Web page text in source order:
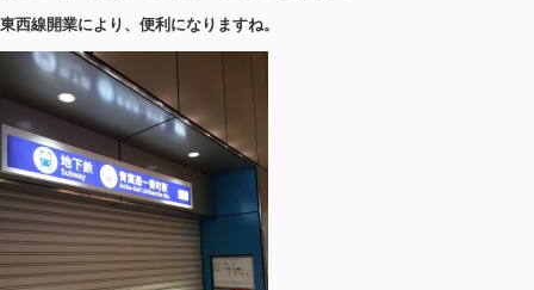
東西線開業により、便利になりますね。